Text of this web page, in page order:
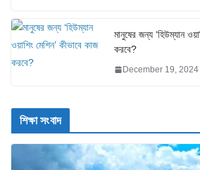
মানুষের জন্য ‘হিউম্যান
করবে?
December 19, 2024
শিক্ষা সংবাদ